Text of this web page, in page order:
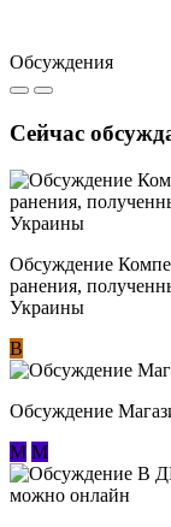
Обсуждения
Сейчас
Обсуждение
ранения,
Украины
В
Обсуждение
М М